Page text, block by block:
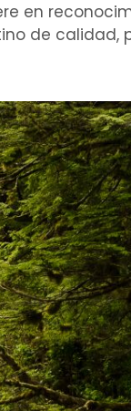
en
de calidad,